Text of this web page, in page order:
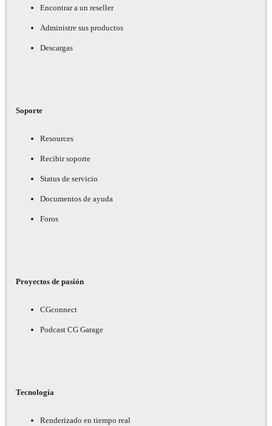
Encontrar a un reseller
Administre sus productos
Descargas
Soporte
Resources
Recibir soporte
Status de servicio
Documentos de ayuda
Foros
Proyectos de pasión
CGconnect
Podcast CG Garage
Tecnología
Renderizado en tiempo real